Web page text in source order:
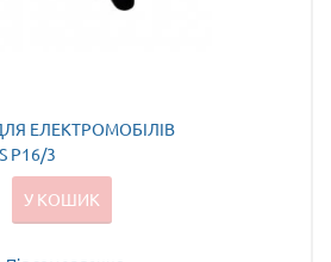
ЕЛЕКТРОМОБІЛІВ
P16/3
У КОШИК